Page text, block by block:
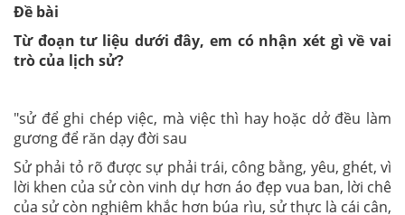
Đề bài
Từ đoạn tư liệu dưới đây, em có nhận xét gì về vai
trò của lịch sử?
"sử để ghi chép việc, mà việc thì hay hoặc dở đều làm
gương để răn dạy đời sau
Sử phải tỏ rõ được sự phải trái, công bằng, yêu, ghét, vì
lời khen của sử còn vinh dự hơn áo đẹp vua ban, lời chê
của sử còn nghiêm khắc hơn búa rìu, sử thực là cái cân,